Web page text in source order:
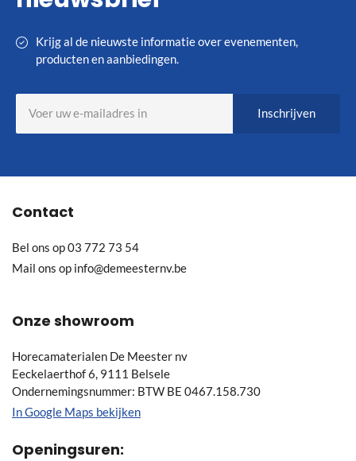
Krijg al de nieuwste informatie over evenementen,
producten en aanbiedingen.
op
Inschrijven
Contact
Bel ons op03 772 73 54
Mail ons op info@demeesternv.be
Onze showroom
Horecamaterialen De Meester nv
Eeckelaerthof 6, 9111 Belsele
Ondernemingsnummer: BTW BE 0467.158.730
In Google Maps bekijken
Openingsuren: